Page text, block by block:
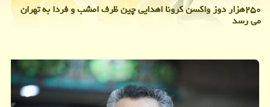
۲۵۰هزار دوز واكسن كرونا اهدایی چین ظرف امشب و فردا به تهران
می رسد